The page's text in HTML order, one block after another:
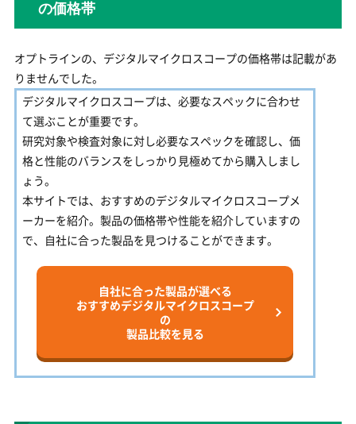
の価格帯
オプトラインの、デジタルマイクロスコープの価格帯は記載があ
りませんでした。
デジタルマイクロスコープは、必要なスペックに合わせ
て選ぶことが重要です。
研究対象や検査対象に対し必要なスペックを確認し、価
格と性能のバランスをしっかり見極めてから購入しまし
ょう。
本サイトでは、おすすめのデジタルマイクロスコープメ
ーカーを紹介。製品の価格帯や性能を紹介していますの
で、自社に合った製品を見つけることができます。
自社に合った製品が選べる
おすすめデジタルマイクロスコープ
の
製品比較を見る